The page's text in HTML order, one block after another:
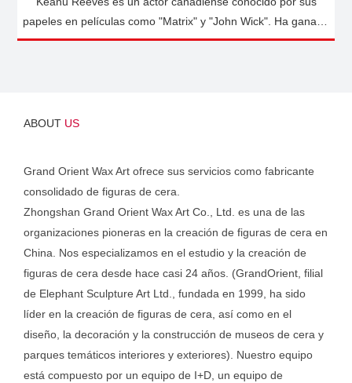
papeles en películas como "Matrix" y "John Wick". Ha ganado
una gran cantidad de seguidores gracias a su talento,
definitiva, Keanu Reeves es un actor muy respetado y
ABOUT US
Grand Orient Wax Art ofrece sus servicios como fabricante
consolidado de figuras de cera.
Zhongshan Grand Orient Wax Art Co., Ltd. es una de las
organizaciones pioneras en la creación de figuras de cera en
China. Nos especializamos en el estudio y la creación de
figuras de cera desde hace casi 24 años. (GrandOrient, filial
de Elephant Sculpture Art Ltd., fundada en 1999, ha sido
líder en la creación de figuras de cera, así como en el
diseño, la decoración y la construcción de museos de cera y
parques temáticos interiores y exteriores). Nuestro equipo
está compuesto por un equipo de I+D, un equipo de